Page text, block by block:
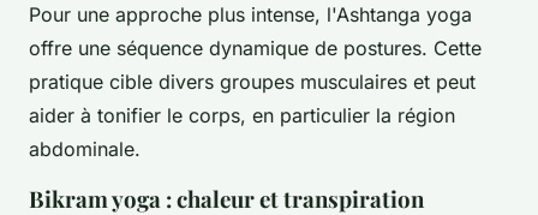
Pour une approche plus intense, l'Ashtanga yoga
offre une séquence dynamique de postures. Cette
pratique cible divers groupes musculaires et peut
aider à tonifier le corps, en particulier la région
abdominale.
Bikram yoga : chaleur et transpiration